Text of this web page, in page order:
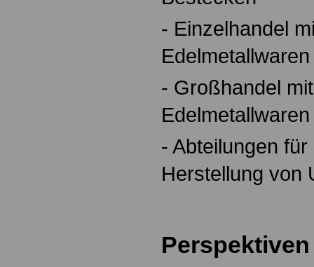
- Einzelhandel
- Großhandel
- Abteilungen
Herstellung von
Perspektiven